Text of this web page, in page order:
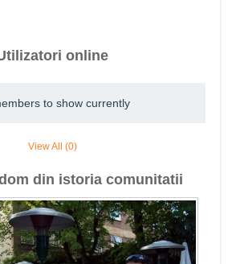
online
to show currently
View All (0)
din istoria comunitatii